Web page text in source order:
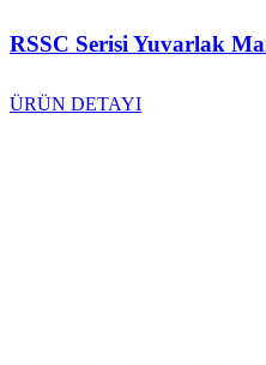
RSSC Serisi Yuvarlak
ÜRÜN DETAYI